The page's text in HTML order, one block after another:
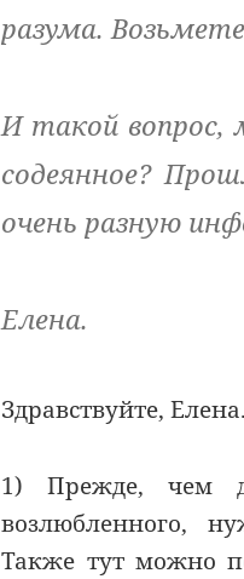
разума.
И такой вопрос,
содеянное?
очень разную
Елена.
Здравствуйте,
1) Прежде, чем
возлюбленного,
Также тут можно